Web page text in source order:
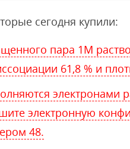
сегодня купили:
пара 1М
61,8 % и
электронами
электронную
48.